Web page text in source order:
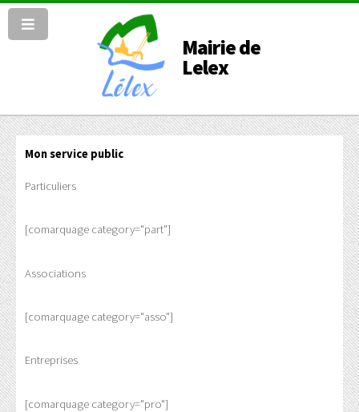
Mairie de
Lelex
Mon service public
Particuliers
[comarquage category="part"]
Associations
[comarquage category="asso"]
Entreprises
[comarquage category="pro"]